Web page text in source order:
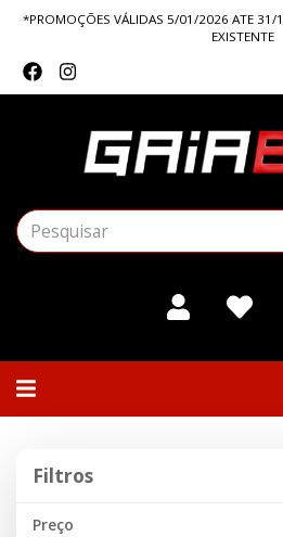
*PROMOÇÕES VÁLIDAS 5/01/2026 ATE
EXISTENTE
Alternar
Filtros
Preço